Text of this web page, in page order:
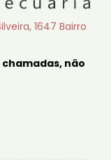
1647 Bairro
não